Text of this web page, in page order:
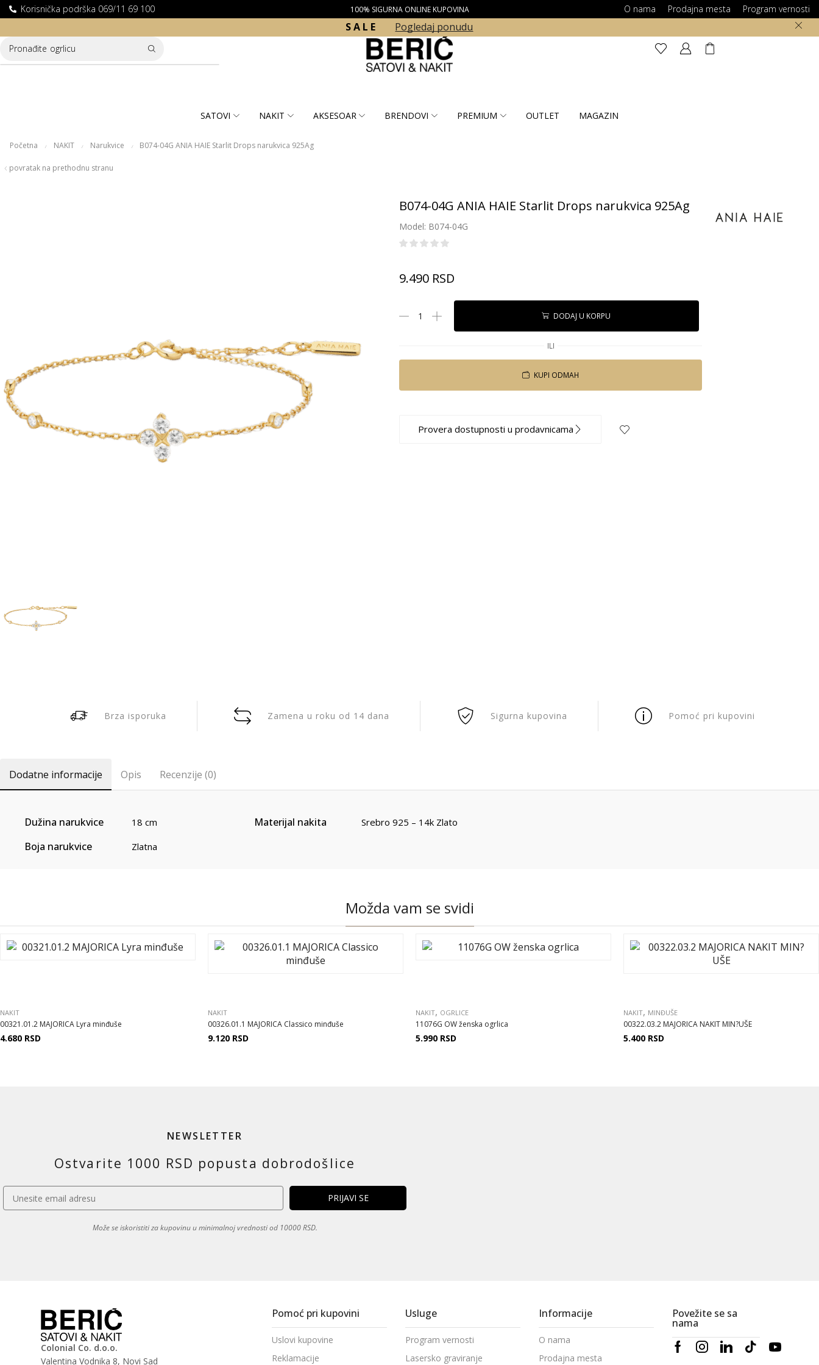
Korisnička podrška 069/11 69 100
DOSTAVA ZA KUPOVINE PREKO 10.000 RSD 100% SIGURNA ONLINE KUPOVINA O nama Prodajna mesta Program vernosti
S A L E Pogledaj ponudu
Pronađite ogrlicu
SATOVI NAKIT AKSESOAR BRENDOVI PREMIUM OUTLET MAGAZIN
Početna / NAKIT / Narukvice / B074-04G ANIA HAIE Starlit Drops narukvica 925Ag
povratak na prethodnu stranu
B074-04G ANIA HAIE Starlit Drops narukvica 925Ag
Model: B074-04G
9.490 RSD
DODAJ U KORPU
ILI
KUPI ODMAH
Provera dostupnosti u prodavnicama
Brza isporuka Zamena u roku od 14 dana Sigurna kupovina Pomoć pri kupovini
Dodatne informacije Opis Recenzije (0)
Dužina narukvice 18 cm Materijal nakita Srebro 925 – 14k Zlato
Boja narukvice Zlatna
Možda vam se svidi
NAKIT
00321.01.2 MAJORICA Lyra minđuše
4.680 RSD
NAKIT
00326.01.1 MAJORICA Classico minđuše
9.120 RSD
NAKIT, OGRLICE
11076G OW ženska ogrlica
5.990 RSD
NAKIT, MINĐUŠE
00322.03.2 MAJORICA NAKIT MIN?UŠE
5.400 RSD
NEWSLETTER
Ostvarite 1000 RSD popusta dobrodošlice
Može se iskoristiti za kupovinu u minimalnoj vrednosti od 10000 RSD.
Colonial Co. d.o.o.
Valentina Vodnika 8, Novi Sad
Pomoć pri kupovini
Uslovi kupovine
Reklamacije
Usluge
Program vernosti
Lasersko graviranje
Informacije
O nama
Prodajna mesta
Povežite se sa
nama